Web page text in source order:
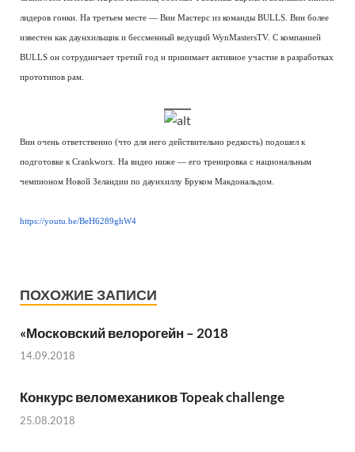
лидеров гонки. На третьем месте — Вин Мастерс из команды BULLS. Вин более
известен как даунхильщик и бессменный ведущий WynMastersTV. С компанией
BULLS он сотрудничает третий год и принимает активное участие в разработках
прототипов рам.
Вин очень ответственно (что для него действительно редкость) подошел к
подготовке к Crankworx. На видео ниже — его тренировка с национальным
чемпионом Новой Зеландии по даунхиллу Бруком Макдональдом.
https://youtu.be/BeH6289ghW4
ПОХОЖИЕ ЗАПИСИ
«Московский велорогейн – 2018
14.09.2018
Конкурс веломехаников Topeak challenge
25.08.2018